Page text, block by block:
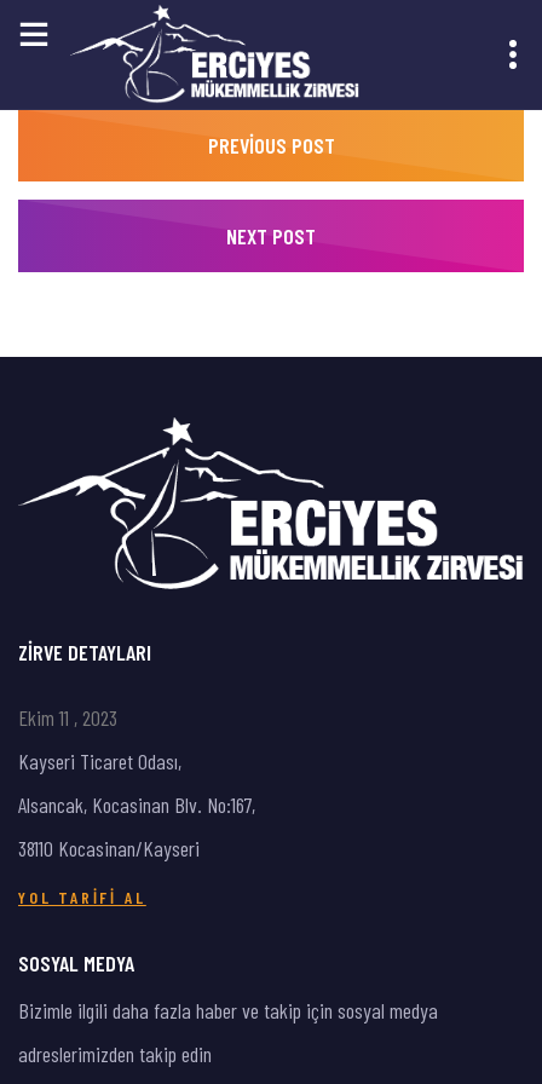
PREVIOUS POST
NEXT POST
ZIRVE DETAYLARI
Ekim 11 , 2023
Kayseri Ticaret Odası,
Alsancak, Kocasinan Blv. No:167,
38110 Kocasinan/Kayseri
YOL TARIFI AL
SOSYAL MEDYA
Bizimle ilgili daha fazla haber ve takip için sosyal medya
adreslerimizden takip edin